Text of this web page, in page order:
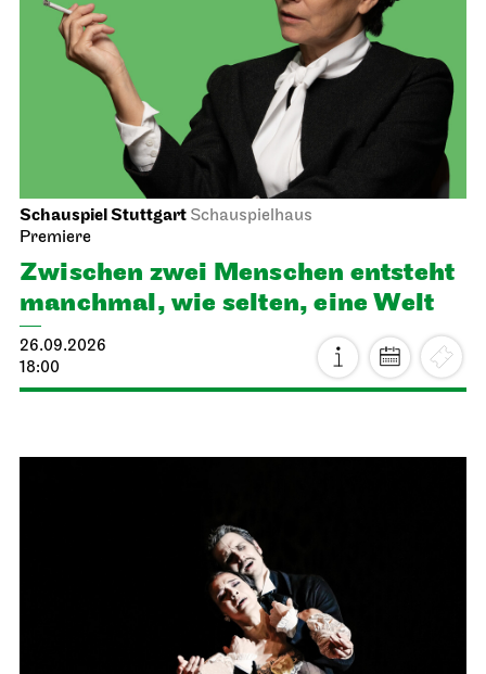
Schauspiel Stuttgart Schauspielhaus
Premiere
Zwischen zwei Menschen ent­steht
manch­mal, wie selten, eine Welt
26.09.2026
18:00